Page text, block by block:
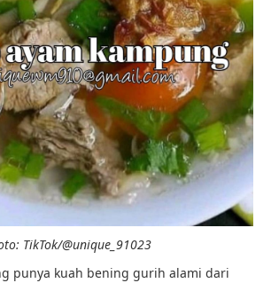
TikTok/@unique_91023
punya kuah bening gurih alami dari